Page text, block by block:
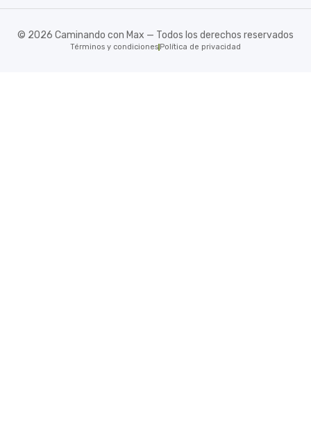
© 2026 Caminando con Max — Todos los derechos reservados
Términos y condiciones Política de privacidad